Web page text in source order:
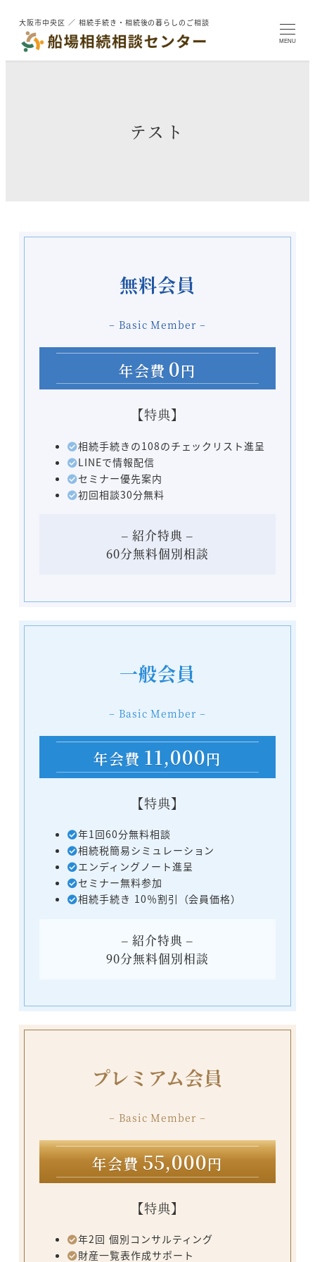
コ
大阪市中央区 ／ 相続手続き・相続後の暮らしのご相談
MENU
テスト
無料会員
− Basic Member −
年会費 0円
【特典】
相続手続きの108のチェックリスト進呈
LINEで情報配信
セミナー優先案内
初回相談30分無料
– 紹介特典 –
60分無料個別相談
一般会員
− Basic Member −
年会費 11,000円
【特典】
年1回60分無料相談
相続税簡易シミュレーション
エンディングノート進呈
セミナー無料参加
相続手続き 10％割引（会員価格）
– 紹介特典 –
90分無料個別相談
プレミアム会員
− Basic Member −
年会費 55,000円
【特典】
年2回 個別コンサルティング
財産一覧表作成サポート